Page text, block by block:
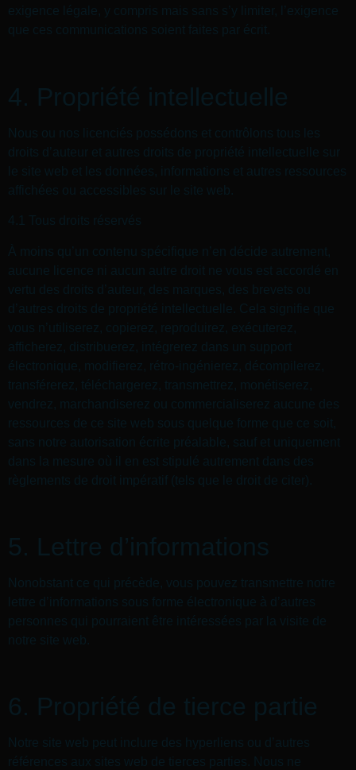
exigence légale, y compris mais sans s’y limiter, l’exigence
que ces communications soient faites par écrit.
4. Propriété intellectuelle
Nous ou nos licenciés possédons et contrôlons tous les
droits d’auteur et autres droits de propriété intellectuelle sur
le site web et les données, informations et autres ressources
affichées ou accessibles sur le site web.
4.1 Tous droits réservés
À moins qu’un contenu spécifique n’en décide autrement,
aucune licence ni aucun autre droit ne vous est accordé en
vertu des droits d’auteur, des marques, des brevets ou
d’autres droits de propriété intellectuelle. Cela signifie que
vous n’utiliserez, copierez, reproduirez, exécuterez,
afficherez, distribuerez, intégrerez dans un support
électronique, modifierez, rétro-ingénierez, décompilerez,
transférerez, téléchargerez, transmettrez, monétiserez,
vendrez, marchandiserez ou commercialiserez aucune des
ressources de ce site web sous quelque forme que ce soit,
sans notre autorisation écrite préalable, sauf et uniquement
dans la mesure où il en est stipulé autrement dans des
règlements de droit impératif (tels que le droit de citer).
5. Lettre d’informations
Nonobstant ce qui précède, vous pouvez transmettre notre
lettre d’informations sous forme électronique à d’autres
personnes qui pourraient être intéressées par la visite de
notre site web.
6. Propriété de tierce partie
Notre site web peut inclure des hyperliens ou d’autres
références aux sites web de tierces parties. Nous ne